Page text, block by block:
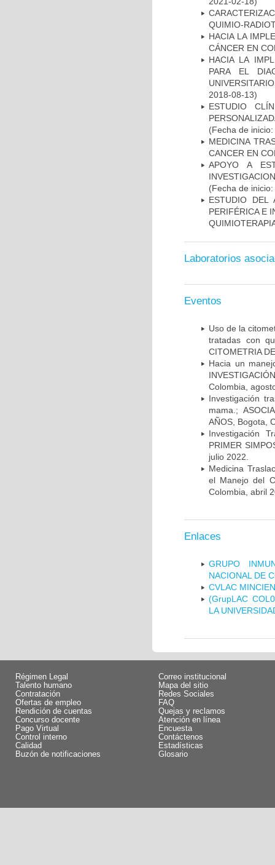
QUIMIO-
HACIA LA
CÁNCER EN
HACIA LA
PARA EL
2018-08-13)
ESTUDIO
(Fecha de
MEDICINA
CANCER EN
APOYO A
(Fecha de
ESTUDIO DEL
PERIFÉRICA E
Laboratorios
Eventos
Uso de la
tratadas con
CITOMETRIA
Hacia un
Colombia,
Investigación
mama.;
AÑOS, Bogota,
Investigación
PRIMER
julio 2022.
Medicina
el Manejo del
Colombia, abril
Enlaces
GRUPO
NACIONAL DE
CVLAC
(GrupLAC
LA
Régimen Legal
Talento humano
Contratación
Ofertas de empleo
Rendición de cuentas
Concurso docente
Pago Virtual
Control interno
Calidad
Buzón de notificaciones
Correo institucional
Mapa del sitio
Redes Sociales
FAQ
Quejas y reclamos
Atención en línea
Encuesta
Contáctenos
Estadísticas
Glosario